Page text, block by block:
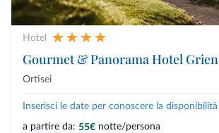
Hotel
Gourmet & Panorama Hotel Grien
Ortisei
Inserisci le date per conoscere la disponibilità
a partire da: 55€ notte/persona